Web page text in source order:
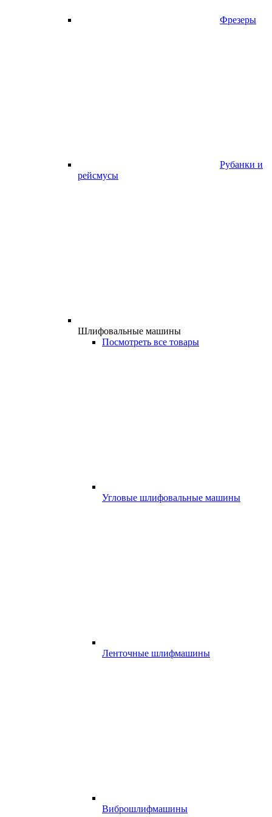
Фрезеры
Рубанки и
рейсмусы
Шлифовальные машины
Посмотреть все товары
Угловые шлифовальные машины
Ленточные шлифмашины
Виброшлифмашины